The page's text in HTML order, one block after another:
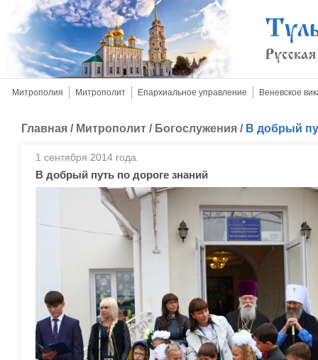
Митрополия Митрополит Епархиальное управление Веневское
Главная / Митрополит / Богослужения / В добрый
1 сентября 2014 года.
В добрый путь по дороге знаний